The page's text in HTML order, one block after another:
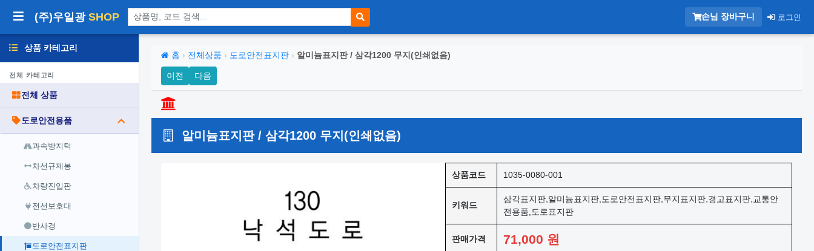
(주)우일광 SHOP 상품 검색 손님 장바구니 로그인
상품 카테고리
전체 카테고리
전체 상품
도로안전용품
과속방지턱
차선규제봉
차량진입판
전선보호대
반사경
도로안전표지판
홈 › 전체상품 › 도로안전표지판 › 알미늄표지판 / 삼각1200 무지(인쇄없음)
이전 다음
알미늄표지판 / 삼각1200 무지(인쇄없음)
상품코드 1035-0080-001
키워드
삼각표지판,알미늄표지판,도로안전표지판,무지표지판,경고표지판,교통안
전용품,도로표지판
판매가격 71,000 원